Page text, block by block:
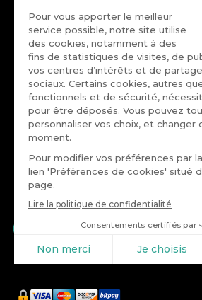
68300 Saint-Louis
Service client :03 89 89 70 00
Rejoignez-nous :
* Catégorie Distributeur multimarque automobile
Étude BVA Xsight - Viséo CI - Plus d’infos sur escda.fr